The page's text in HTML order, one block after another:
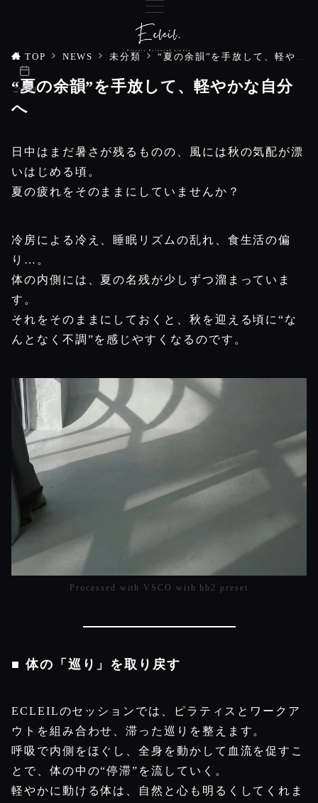
ご予約
TOP NEWS 未分類 “夏の余韻”を手放して、軽やかな自分へ
“夏の余韻”を手放して、軽やかな自分
へ
日中はまだ暑さが残るものの、風には秋の気配が漂
いはじめる頃。
夏の疲れをそのままにしていませんか？
冷房による冷え、睡眠リズムの乱れ、食生活の偏
り…。
体の内側には、夏の名残が少しずつ溜まっていま
す。
それをそのままにしておくと、秋を迎える頃に“な
んとなく不調”を感じやすくなるのです。
Processed with VSCO with hb2 preset
■ 体の「巡り」を取り戻す
ECLEILのセッションでは、ピラティスとワークア
ウトを組み合わせ、滞った巡りを整えます。
呼吸で内側をほぐし、全身を動かして血流を促すこ
とで、体の中の“停滞”を流していく。
軽やかに動ける体は、自然と心も明るくしてくれま